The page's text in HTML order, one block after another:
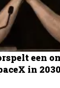
een
in 2030